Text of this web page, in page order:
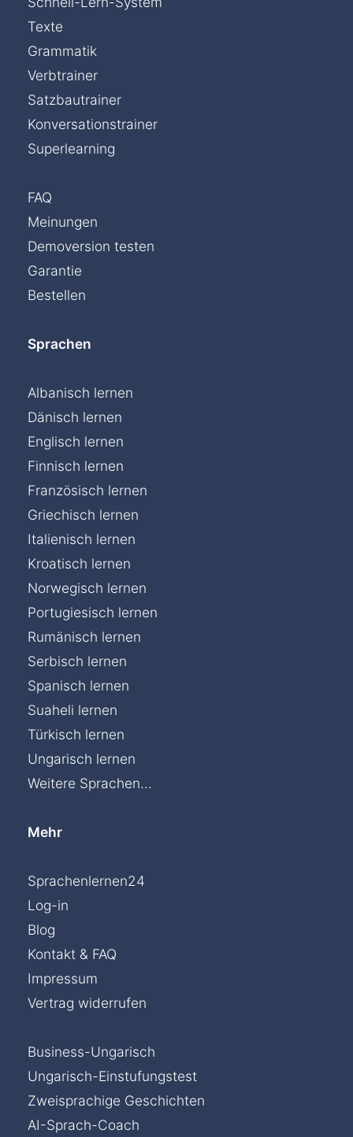
Texte
Grammatik
Verbtrainer
Satzbautrainer
Konversationstrainer
Superlearning
FAQ
Meinungen
Demoversion testen
Garantie
Bestellen
Sprachen
Albanisch lernen
Dänisch lernen
Englisch lernen
Finnisch lernen
Französisch lernen
Griechisch lernen
Italienisch lernen
Kroatisch lernen
Norwegisch lernen
Portugiesisch lernen
Rumänisch lernen
Serbisch lernen
Spanisch lernen
Suaheli lernen
Türkisch lernen
Ungarisch lernen
Weitere Sprachen...
Mehr
Sprachenlernen24
Log-in
Blog
Kontakt & FAQ
Impressum
Vertrag widerrufen
Business-Ungarisch
Ungarisch-Einstufungstest
Zweisprachige Geschichten
AI-Sprach-Coach